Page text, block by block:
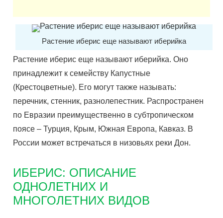
Растение иберис еще называют иберийка
Растение иберис еще называют иберийка. Оно
принадлежит к семейству Капустные
(Крестоцветные). Его могут также называть:
перечник, стенник, разнолепестник. Распространен
по Евразии преимущественно в субтропическом
поясе – Турция, Крым, Южная Европа, Кавказ. В
России может встречаться в низовьях реки Дон.
ИБЕРИС: ОПИСАНИЕ
ОДНОЛЕТНИХ И
МНОГОЛЕТНИХ ВИДОВ